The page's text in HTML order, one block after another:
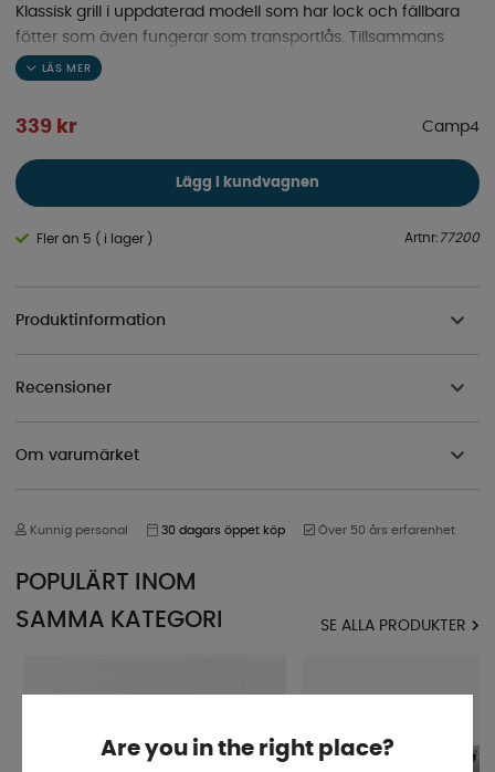
Klassisk grill i uppdaterad modell som har lock och fällbara
fötter som även fungerar som transportlås. Tillsammans
med de smidiga sidohantagen är den smidig att
339 kr Camp4
Lägg i kundvagnen
Fler än 5 ( i lager ) Artnr: 77200
Produktinformation
Recensioner
Om varumärket
Kunnig personal 30 dagars öppet köp Över 50 års erfarenhet
POPULÄRT INOM
SAMMA KATEGORI
SE ALLA PRODUKTER
Are you in the right place?